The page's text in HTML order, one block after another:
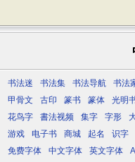
书法迷 书法集 书法导航 书法
甲骨文
古印 篆书 篆体 光明
花鸟字
書法视频 集字 字形
游戏
电子书 商城 起名 识字
免费字体
中文字体 英文字体